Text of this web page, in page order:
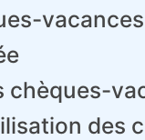
chèques-